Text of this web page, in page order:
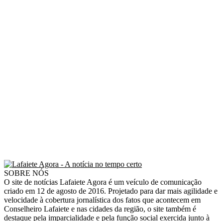
SOBRE NÓS
O site de notícias Lafaiete Agora é um veículo de comunicação
criado em 12 de agosto de 2016. Projetado para dar mais agilidade e
velocidade à cobertura jornalística dos fatos que acontecem em
Conselheiro Lafaiete e nas cidades da região, o site também é
destaque pela imparcialidade e pela função social exercida junto à